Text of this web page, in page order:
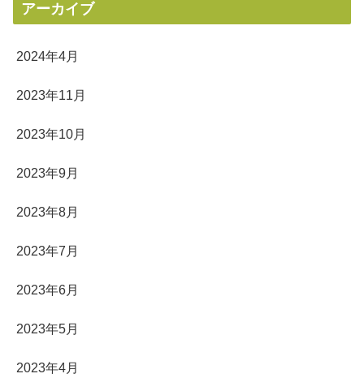
アーカイブ
2024年4月
2023年11月
2023年10月
2023年9月
2023年8月
2023年7月
2023年6月
2023年5月
2023年4月